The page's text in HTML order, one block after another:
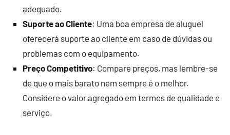
adequado.
Suporte ao Cliente: Uma boa empresa de aluguel
oferecerá suporte ao cliente em caso de dúvidas ou
problemas com o equipamento.
Preço Competitivo: Compare preços, mas lembre-se
de que o mais barato nem sempre é o melhor.
Considere o valor agregado em termos de qualidade e
serviço.